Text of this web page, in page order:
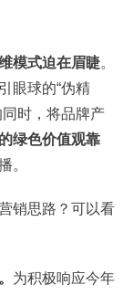
模式迫在眉睫。
眼球的“伪精
时，将品牌产
绿色价值观靠
。
销思路？可以看
为积极响应今年